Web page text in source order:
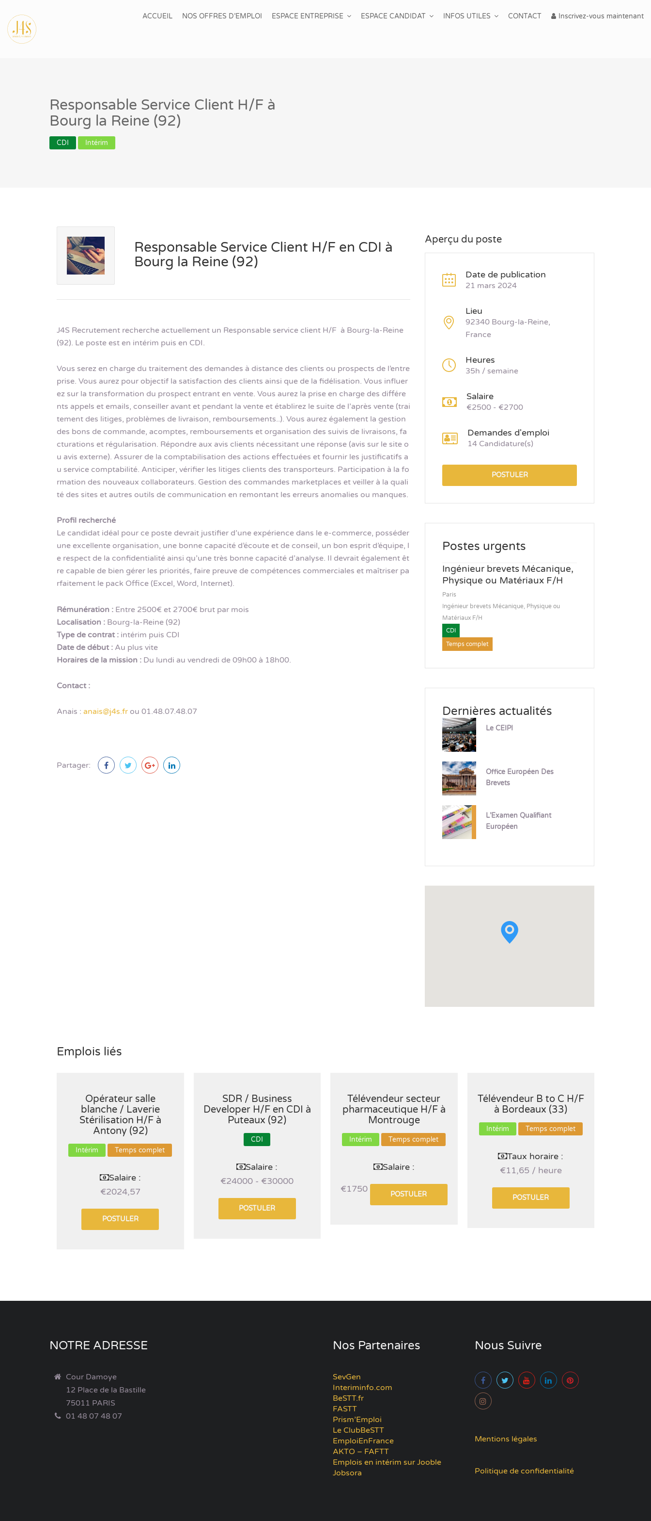
Inscrivez-vous maintenant
ACCUEIL NOS OFFRES D’EMPLOI ESPACE ENTREPRISE ESPACE CANDIDAT INFOS UTILES CONTACT
Responsable Service Client H/F à
Bourg la Reine (92)
CDI Intérim
Responsable Service Client H/F en CDI à
Bourg la Reine (92)
J4S Recrutement recherche actuellement un Responsable service client H/F à Bourg-la-Reine
(92). Le poste est en intérim puis en CDI.
Vous serez en charge du traitement des demandes à distance des clients ou prospects de l’entre
prise. Vous aurez pour objectif la satisfaction des clients ainsi que de la fidélisation. Vous influer
ez sur la transformation du prospect entrant en vente. Vous aurez la prise en charge des différe
nts appels et emails, conseiller avant et pendant la vente et établirez le suite de l’après vente (trai
tement des litiges, problèmes de livraison, remboursements..). Vous aurez également la gestion
des bons de commande, acomptes, remboursements et organisation des suivis de livraisons, fa
cturations et régularisation. Répondre aux avis clients nécessitant une réponse (avis sur le site o
u avis externe). Assurer de la comptabilisation des actions effectuées et fournir les justificatifs a
u service comptabilité. Anticiper, vérifier les litiges clients des transporteurs. Participation à la fo
rmation des nouveaux collaborateurs. Gestion des commandes marketplaces et veiller à la quali
té des sites et autres outils de communication en remontant les erreurs anomalies ou manques.
Profil recherché
Le candidat idéal pour ce poste devrait justifier d’une expérience dans le e-commerce, posséder
une excellente organisation, une bonne capacité d’écoute et de conseil, un bon esprit d’équipe, l
e respect de la confidentialité ainsi qu’une très bonne capacité d’analyse. Il devrait également êt
re capable de bien gérer les priorités, faire preuve de compétences commerciales et maîtriser pa
rfaitement le pack Office (Excel, Word, Internet).
Rémunération : Entre 2500€ et 2700€ brut par mois
Localisation : Bourg-la-Reine (92)
Type de contrat : intérim puis CDI
Date de début : Au plus vite
Horaires de la mission : Du lundi au vendredi de 09h00 à 18h00.
Contact :
Anais : anais@j4s.fr ou 01.48.07.48.07
Partager:
Aperçu du poste
Date de publication
21 mars 2024
Lieu
92340 Bourg-la-Reine,
France
Heures
35h / semaine
Salaire
€2500 - €2700
Demandes d'emploi
14 Candidature(s)
POSTULER
Postes urgents
Ingénieur brevets Mécanique,
Physique ou Matériaux F/H
Paris
Ingénieur brevets Mécanique, Physique ou
Matériaux F/H
CDI
Temps complet
Dernières actualités
Le CEIPI
Office Européen Des
Brevets
L’Examen Qualifiant
Européen
Emplois liés
Opérateur salle
blanche / Laverie
Stérilisation H/F à
Antony (92)
Intérim Temps complet
Salaire :
€2024,57
POSTULER
SDR / Business
Developer H/F en CDI à
Puteaux (92)
CDI
Salaire :
€24000 - €30000
POSTULER
Télévendeur secteur
pharmaceutique H/F à
Montrouge
Intérim Temps complet
Salaire :
€1750
POSTULER
Télévendeur B to C H/F
à Bordeaux (33)
Intérim Temps complet
Taux horaire :
€11,65 / heure
POSTULER
NOTRE ADRESSE
Cour Damoye
12 Place de la Bastille
75011 PARIS
01 48 07 48 07
Nos Partenaires
SevGen
Interiminfo.com
BeSTT.fr
FASTT
Prism’Emploi
Le ClubBeSTT
EmploiEnFrance
AKTO – FAFTT
Emplois en intérim sur Jooble
Jobsora
Nous Suivre
Mentions légales
Politique de confidentialité